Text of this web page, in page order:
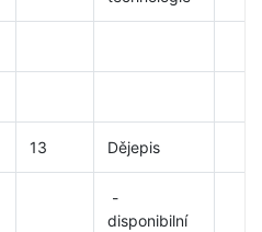
13 Dějepis
-
disponibilní